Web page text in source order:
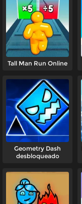
Tall Man Run Online
Geometry Dash
desbloqueado